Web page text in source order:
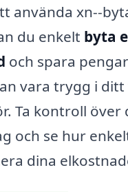
använda xn--
du enkelt byta
och spara
vara trygg i ditt
Ta kontroll över
och se hur
dina